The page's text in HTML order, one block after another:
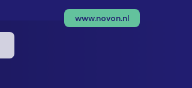
www.novon.nl